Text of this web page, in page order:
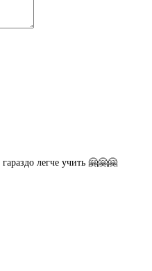
легче учить 🤗🤗🤗